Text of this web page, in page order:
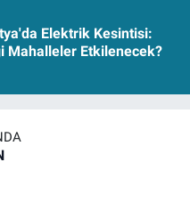
Elektrik Kesintisi:
Mahalleler Etkilenecek?